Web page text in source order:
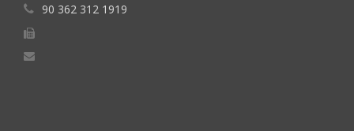
90 362 312 1919